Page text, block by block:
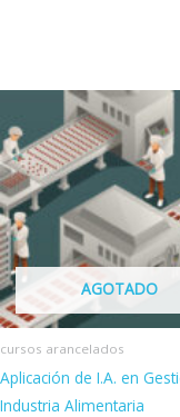
AGOTADO
cursos arancelados
Aplicación de I.A. en
Industria Alimentaria